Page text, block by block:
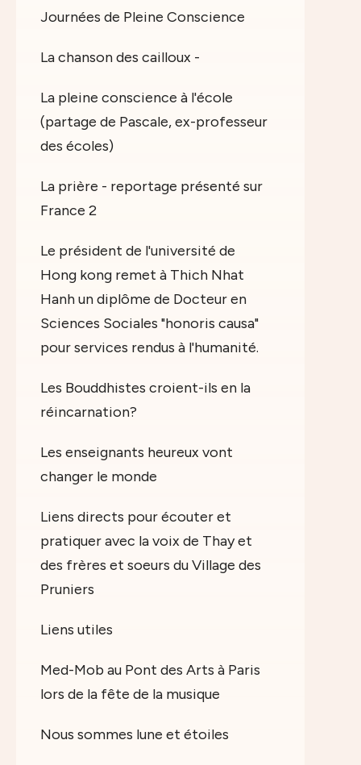
Journées de Pleine Conscience
La chanson des cailloux -
La pleine conscience à l'école
(partage de Pascale, ex-professeur
des écoles)
La prière - reportage présenté sur
France 2
Le président de l'université de
Hong kong remet à Thich Nhat
Hanh un diplôme de Docteur en
Sciences Sociales "honoris causa"
pour services rendus à l'humanité.
Les Bouddhistes croient-ils en la
réincarnation?
Les enseignants heureux vont
changer le monde
Liens directs pour écouter et
pratiquer avec la voix de Thay et
des frères et soeurs du Village des
Pruniers
Liens utiles
Med-Mob au Pont des Arts à Paris
lors de la fête de la musique
Nous sommes lune et étoiles